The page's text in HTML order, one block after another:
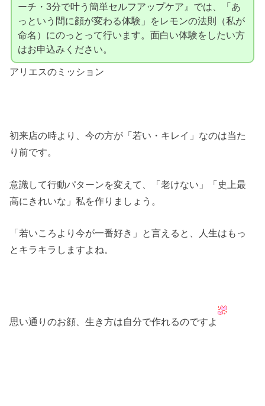
ーチ・3分で叶う簡単セルフアップケア』では、「あ
っという間に顔が変わる体験」をレモンの法則（私が
命名）にのっとって行います。面白い体験をしたい方
はお申込みください。
アリエスのミッション
初来店の時より、今の方が「若い・キレイ」なのは当た
り前です。
意識して行動パターンを変えて、「老けない」「史上最
高にきれいな」私を作りましょう。
「若いころより今が一番好き」と言えると、人生はもっ
とキラキラしますよね。
思い通りのお顔、生き方は自分で作れるのですよ